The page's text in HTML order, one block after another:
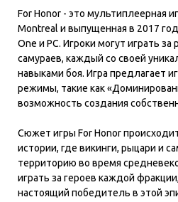
For Honor - это мультиплеерная
Montreal и выпущенная в 2017
One и PC. Игроки могут играть за
самураев, каждый со своей
навыками боя. Игра предлагает
режимы, такие как
возможность создания
Сюжет игры For Honor
истории, где викинги, рыцари и
территорию во время
играть за героев каждой
настоящий победитель в этой